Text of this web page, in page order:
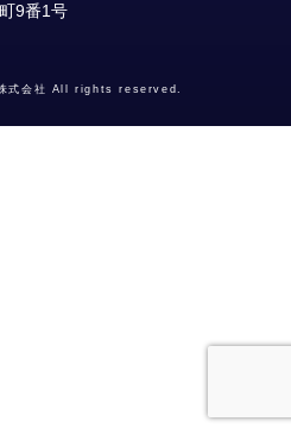
9番1号
式会社 All rights reserved.